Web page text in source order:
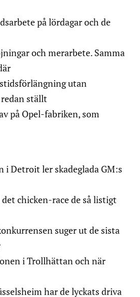
på lördagar och de
och merarbete. Samma
utan
ställt
på Opel-fabriken, som
Detroit ler skadeglada GM:s
chicken-race de så listigt
suger ut de sista
i Trollhättan och när
har de lyckats driva